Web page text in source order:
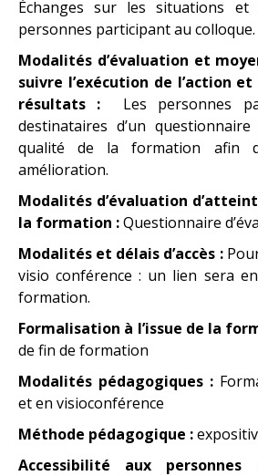
Échanges sur les situations et
personnes participant au colloque.
Modalités d’évaluation et
suivre l’exécution de l’action et
résultats : Les personnes
destinataires d’un
qualité de la formation afin
amélioration.
Modalités d’évaluation
la formation :Questionnaire
Modalités et délais d’accès :
visio conférence : un lien sera
formation.
Formalisation à l’issue de la
de fin de formation
Modalités pédagogiques :
et en visioconférence
Méthode pédagogique :
Accessibilité aux